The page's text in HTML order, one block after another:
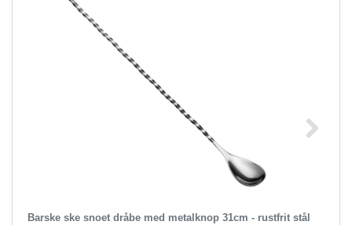
Barske ske snoet dråbe med metalknop 31cm - rustfrit stål